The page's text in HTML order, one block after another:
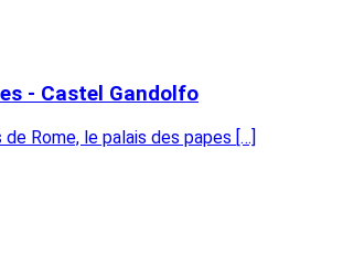
- Castel Gandolfo
Rome, le palais des papes […]